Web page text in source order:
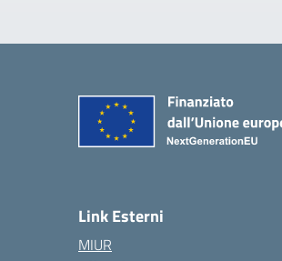
Link Esterni
MIUR